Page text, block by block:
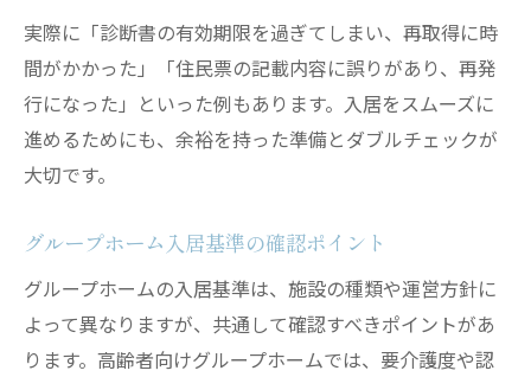
実際に「診断書の有効期限を過ぎてしまい、再取得に時
間がかかった」「住民票の記載内容に誤りがあり、再発
行になった」といった例もあります。入居をスムーズに
進めるためにも、余裕を持った準備とダブルチェックが
大切です。
グループホーム入居基準の確認ポイント
グループホームの入居基準は、施設の種類や運営方針に
よって異なりますが、共通して確認すべきポイントがあ
ります。高齢者向けグループホームでは、要介護度や認